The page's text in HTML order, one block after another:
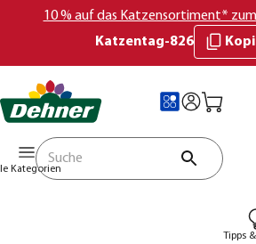
10 % auf das Katzensortiment*
Katzentag-826
Kategorien
Tipps